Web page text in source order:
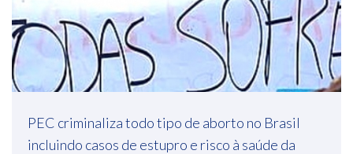
PEC criminaliza todo tipo de aborto no Brasil
incluindo casos de estupro e risco à saúde da